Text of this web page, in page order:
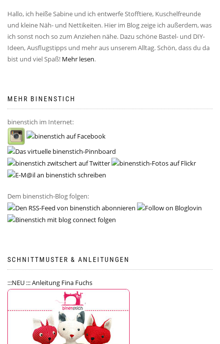
Hallo, ich heiße Sabine und ich entwerfe Stofftiere, Kuschelfreunde
und kleine Näh- und Nettikeiten. Hier im Blog zeige ich außerdem, was
ich sonst noch so zum Anziehen nähe. Dazu schöne Bastel- und DIY-
Ideen, Ausflugstipps und mehr aus unserem Alltag. Schön, dass du da
bist und viel Spaß! Mehr lesen.
MEHR BINENSTICH
binenstich im Internet:
Dem binenstich-Blog folgen:
SCHNITTMUSTER & ANLEITUNGEN
:::NEU ::: Anleitung Fina Fuchs